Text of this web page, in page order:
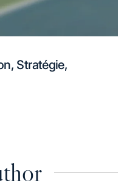
Stratégie,